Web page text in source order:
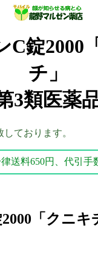
C錠2000
チ」
3類医薬品
ております。
送料650円、代引手
「クニキ